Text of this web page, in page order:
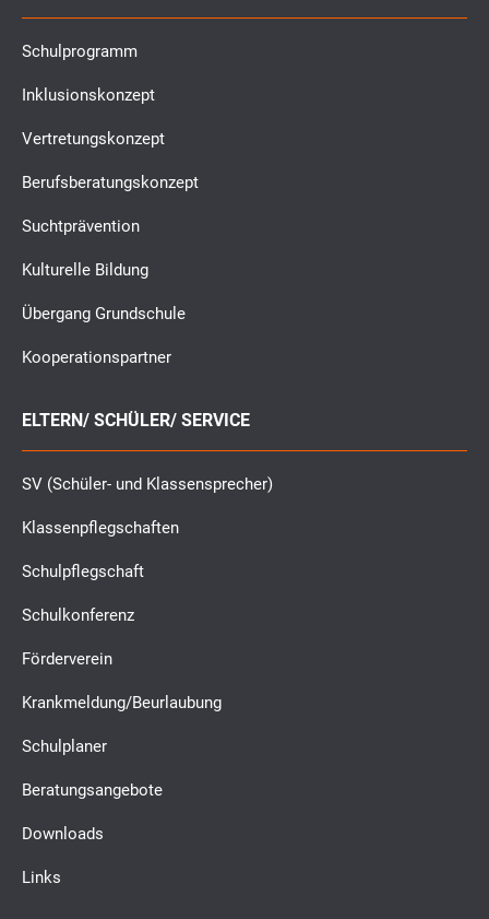
Schulprogramm
Inklusionskonzept
Vertretungskonzept
Berufsberatungskonzept
Suchtprävention
Kulturelle Bildung
Übergang Grundschule
Kooperationspartner
ELTERN/ SCHÜLER/ SERVICE
SV (Schüler- und Klassensprecher)
Klassenpflegschaften
Schulpflegschaft
Schulkonferenz
Förderverein
Krankmeldung/Beurlaubung
Schulplaner
Beratungsangebote
Downloads
Links